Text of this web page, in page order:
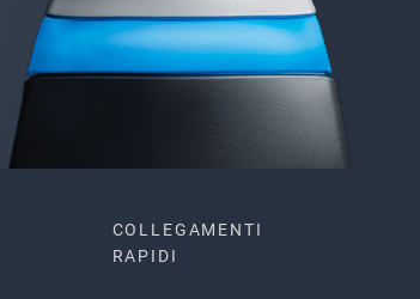
COLLEGAMENTI
RAPIDI